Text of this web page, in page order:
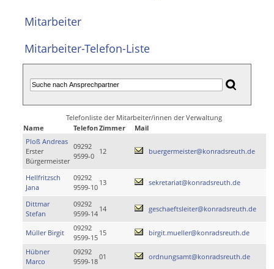
Mitarbeiter
Mitarbeiter-Telefon-Liste
Telefonliste der Mitarbeiter/innen der Verwaltung
Name
TelefonZimmer
Mail
Ploß Andreas
Erster
Bürgermeister
09292
9599-0
12 buergermeister@konradsreuth.de
Hellfritzsch
Jana
09292
9599-10
13 sekretariat@konradsreuth.de
Dittmar
Stefan
09292
9599-14
14 geschaeftsleiter@konradsreuth.de
Müller Birgit
09292
9599-15
15 birgit.mueller@konradsreuth.de
Hübner
Marco
09292
9599-18
01 ordnungsamt@konradsreuth.de